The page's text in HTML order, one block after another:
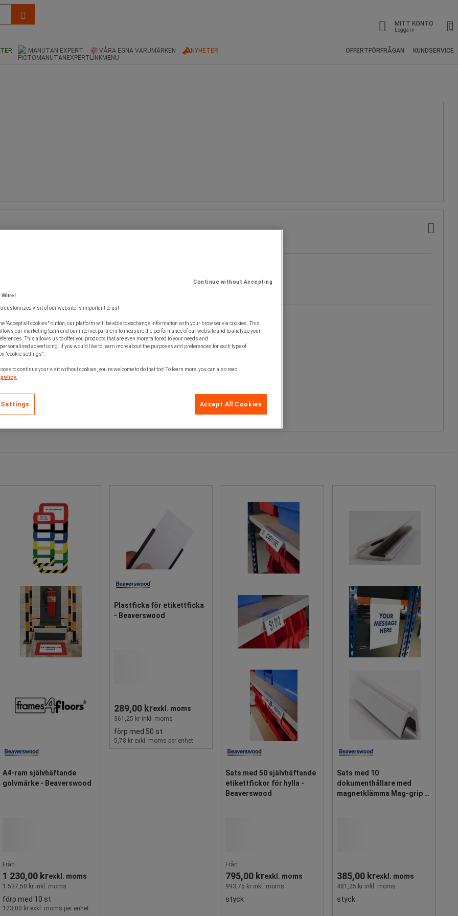
MITT KONTO
Logga in
MANUTAN EXPERT VÅRA EGNA VARUMÄRKEN NYHETER OFFERTFÖRFRÅGAN KUNDSERVICE
A4-ram självhäftande
golvmärke - Beaverswood
Från
1 230,00 krexkl. moms
1 537,50 kr inkl. moms
förp med 10 st
123,00 kr exkl. moms per enhet
Plastficka för etikettficka
- Beaverswood
289,00 krexkl. moms
361,25 kr inkl. moms
förp med 50 st
5,78 kr exkl. moms per enhet
Sats med 50 självhäftande
etikettfickor för hylla -
Beaverswood
Från
795,00 krexkl. moms
993,75 kr inkl. moms
styck
Sats med 10
dokumenthållare med
magnetklämma Mag-grip -
385,00 krexkl. moms
481,25 kr inkl. moms
styck
Continue without Accepting
Witre!
customized visit of our website is important to us!
"Accept all cookies" button, our platform will be able to exchange information with your browser via cookies. This
our marketing team and our internet partners to measure the performance of our website and to analyze your
This allows us to offer you products that are even more tailored to your needs and
advertising. If you would like to learn more about the purposes and preferences for each type of
"cookie settings".
to continue your visit without cookies, you're welcome to do that too! To learn more, you can also read
Accept All Cookies